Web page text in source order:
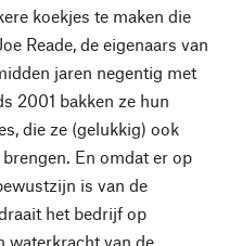
koekjes te maken die
Reade, de eigenaars van
jaren negentig met
2001 bakken ze hun
die ze (gelukkig) ook
En omdat er op
is van de
het bedrijf op
waterkracht van de